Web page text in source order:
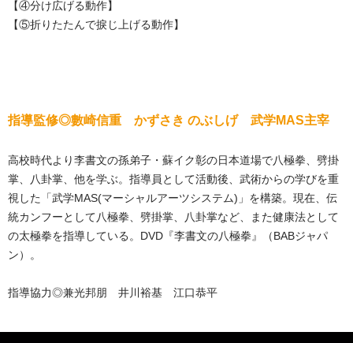
【④分け広げる動作】
【⑤折りたたんで捩じ上げる動作】
指導監修◎數崎信重 かずさき のぶしげ 武学MAS主宰
高校時代より李書文の孫弟子・蘇イク彰の日本道場で八極拳、劈掛
掌、八卦掌、他を学ぶ。指導員として活動後、武術からの学びを重
視した「武学MAS(マーシャルアーツシステム)」を構築。現在、伝
統カンフーとして八極拳、劈掛掌、八卦掌など、また健康法として
の太極拳を指導している。DVD『李書文の八極拳』（BABジャパ
ン）。
指導協力◎兼光邦朋 井川裕基 江口恭平